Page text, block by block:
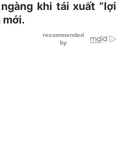
khi tái xuất “lợi
mới.